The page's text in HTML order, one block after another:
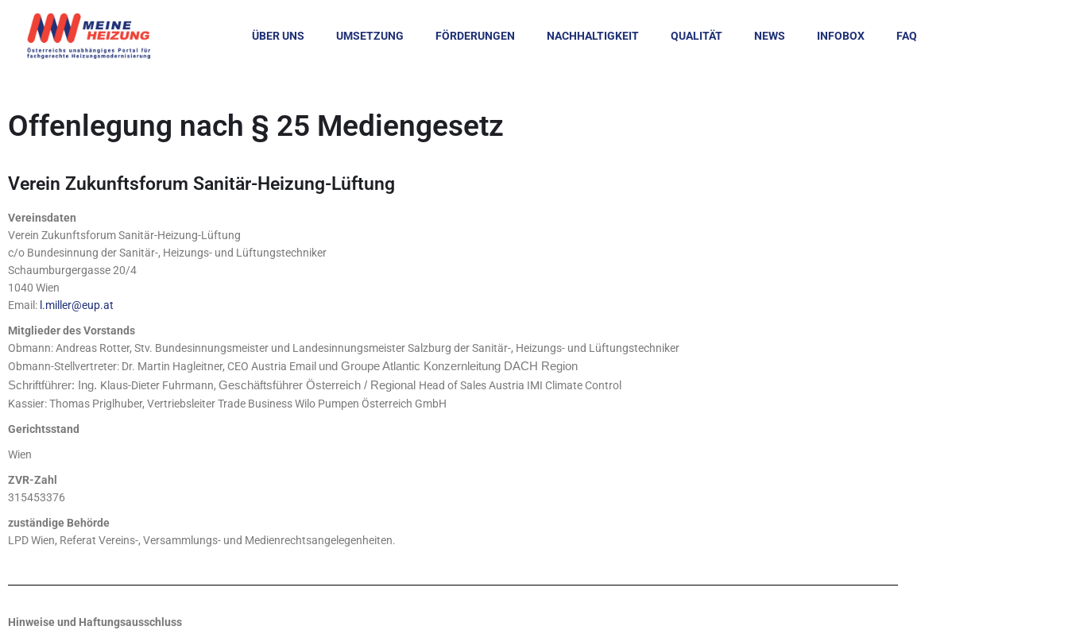
ÜBER UNS UMSETZUNG FÖRDERUNGEN NACHHALTIGKEIT QUALITÄT NEWS INFOBOX FAQ
Offenlegung nach § 25 Mediengesetz
Verein Zukunftsforum Sanitär-Heizung-Lüftung
Vereinsdaten
Verein Zukunftsforum Sanitär-Heizung-Lüftung
c/o Bundesinnung der Sanitär-, Heizungs- und Lüftungstechniker
Schaumburgergasse 20/4
1040 Wien
Email: l.miller@eup.at
Mitglieder des Vorstands
Obmann: Andreas Rotter, Stv. Bundesinnungsmeister und Landesinnungsmeister Salzburg der Sanitär-, Heizungs- und Lüftungstechniker
Obmann-Stellvertreter: Dr. Martin Hagleitner, CEO Austria Email und Groupe Atlantic Konzernleitung DACH Region
Schriftführer: Ing. Klaus-Dieter Fuhrmann, Geschäftsführer Österreich / Regional Head of Sales Austria IMI Climate Control
Kassier: Thomas Priglhuber, Vertriebsleiter Trade Business Wilo Pumpen Österreich GmbH
Gerichtsstand
Wien
ZVR-Zahl
315453376
zuständige Behörde
LPD Wien, Referat Vereins-, Versammlungs- und Medienrechtsangelegenheiten.
Hinweise und Haftungsausschluss